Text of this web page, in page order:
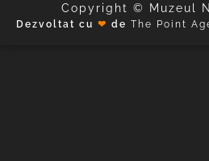
Copyright © Muzeul
Dezvoltat cu ❤ de The Point